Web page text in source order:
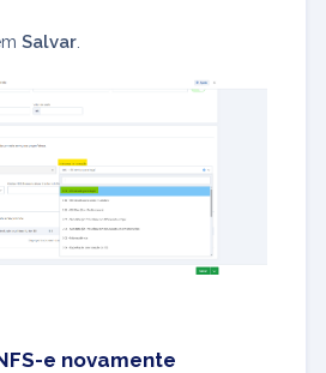
Salvar
e novamente